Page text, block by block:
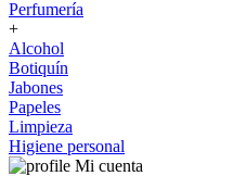
Perfumería
+
Alcohol
Botiquín
Jabones
Papeles
Limpieza
Higiene personal
Mi cuenta